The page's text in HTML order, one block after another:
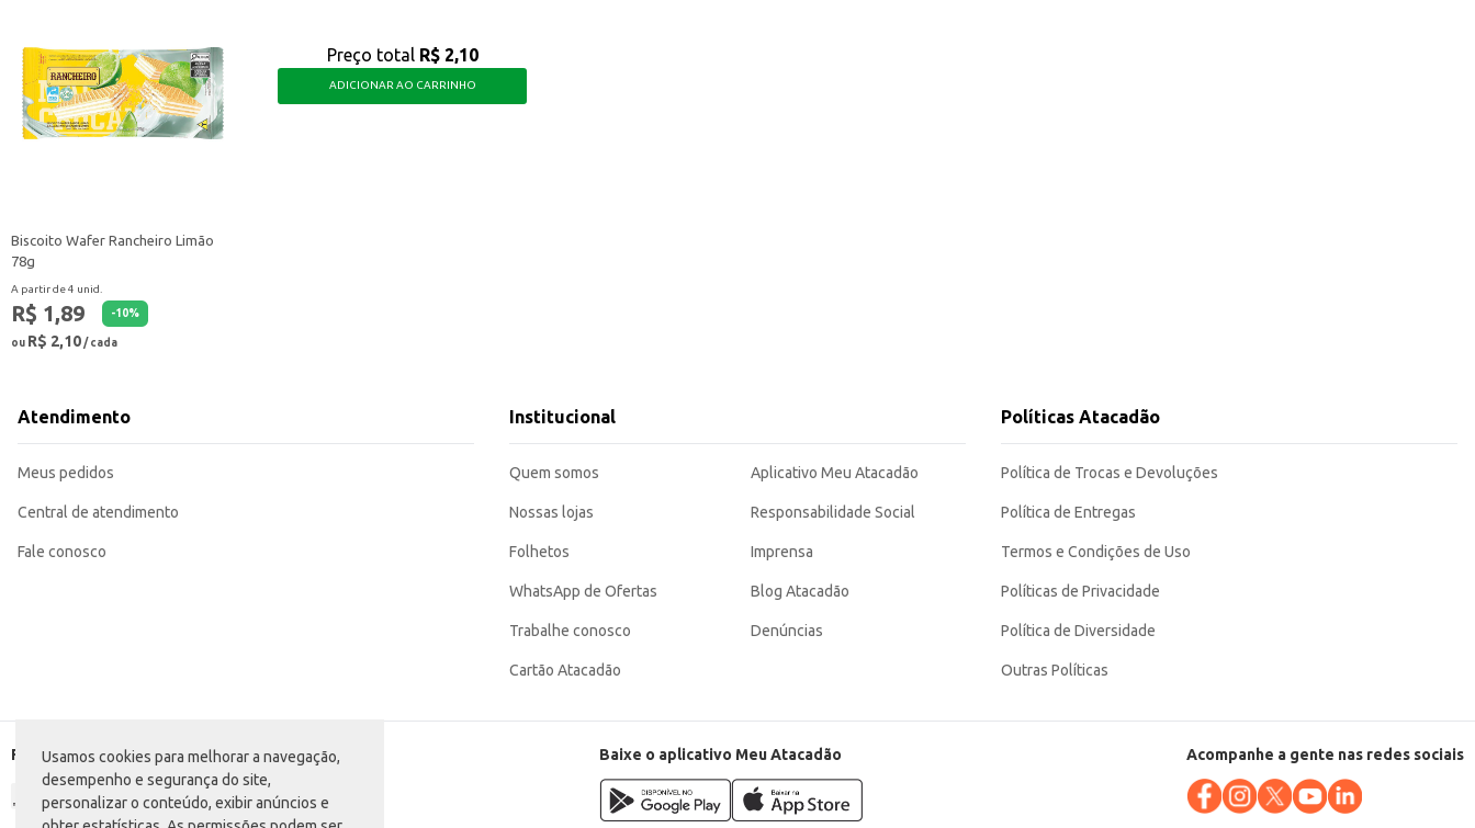
Usamos cookies para melhorar a navegação,
desempenho e segurança do site,
personalizar o conteúdo, exibir anúncios e
Biscoito Wafer Rancheiro Limão
78g
A partir de 4 unid.
R$ 1,89 -10%
ou R$ 2,10/ cada
Preço total R$ 2,10
ADICIONAR AO CARRINHO
Atendimento
Meus pedidos
Central de atendimento
Fale conosco
Institucional
Quem somos
Nossas lojas
Folhetos
WhatsApp de Ofertas
Trabalhe conosco
Cartão Atacadão
Aplicativo Meu Atacadão
Responsabilidade Social
Imprensa
Blog Atacadão
Denúncias
Políticas Atacadão
Política de Trocas e Devoluções
Política de Entregas
Termos e Condições de Uso
Políticas de Privacidade
Política de Diversidade
Outras Políticas
Formas de pagamento Baixe o aplicativo Meu Atacadão Acompanhe a gente nas redes sociais